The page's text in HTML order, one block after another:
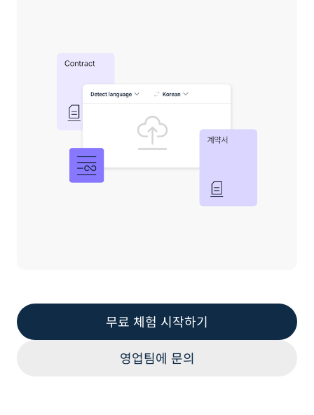
무료 체험 시작하기
영업팀에 문의